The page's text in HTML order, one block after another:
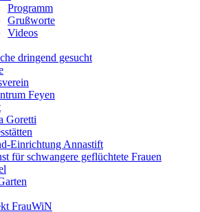
Programm
Grußworte
Videos
dringend gesucht
Feyen
Goretti
Einrichtung Annastift
für schwangere geflüchtete Frauen
FrauWiN